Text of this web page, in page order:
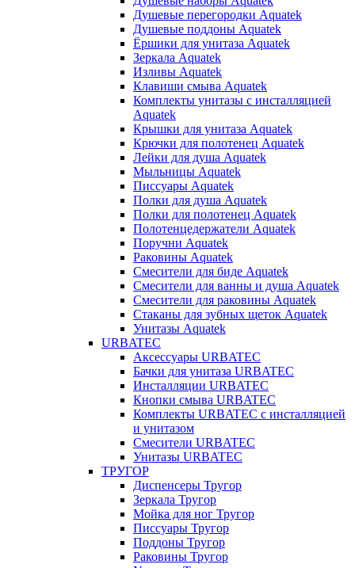
Душевые перегородки Aquatek
Душевые поддоны Aquatek
Ёршики для унитаза Aquatek
Зеркала Aquatek
Изливы Aquatek
Клавиши смыва Aquatek
Комплекты унитазы с инсталляцией
Aquatek
Крышки для унитаза Aquatek
Крючки для полотенец Aquatek
Лейки для душа Aquatek
Мыльницы Aquatek
Писсуары Aquatek
Полки для душа Aquatek
Полки для полотенец Aquatek
Полотенцедержатели Aquatek
Поручни Aquatek
Раковины Aquatek
Смесители для биде Aquatek
Смесители для ванны и душа Aquatek
Смесители для раковины Aquatek
Стаканы для зубных щеток Aquatek
Унитазы Aquatek
URBATEC
Аксессуары URBATEC
Бачки для унитаза URBATEC
Инсталляции URBATEC
Кнопки смыва URBATEC
Комплекты URBATEC с инсталляцией
и унитазом
Смесители URBATEC
Унитазы URBATEC
ТРУГОР
Диспенсеры Тругор
Зеркала Тругор
Мойка для ног Тругор
Писсуары Тругор
Поддоны Тругор
Раковины Тругор